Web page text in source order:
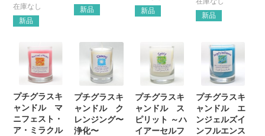
新品
新品 新品
新品
プチグラスキ
ャンドル マ
ニフェスト・
ア・ミラクル
プチグラスキ
ャンドル ク
レンジング〜
浄化〜
プチグラスキ
ャンドル ス
ピリット ～ハ
イアーセルフ
プチグラスキ
ャンドル エ
ンジェルズイ
ンフルエンス